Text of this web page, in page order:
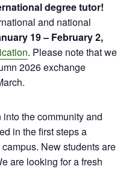
degree tutor!
and national
19 – February 2,
. Please note that we
2026 exchange
the community and
in the first steps a
New students are
are looking for a fresh